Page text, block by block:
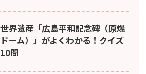
世界遺産「広島平和記念碑（原爆
ドーム）」がよくわかる！クイズ
10問